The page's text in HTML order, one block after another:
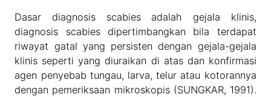
Dasar diagnosis scabies adalah gejala klinis,
diagnosis scabies dipertimbangkan bila terdapat
riwayat gatal yang persisten dengan gejala-gejala
klinis seperti yang diuraikan di atas dan konfirmasi
agen penyebab tungau, larva, telur atau kotorannya
dengan pemeriksaan mikroskopis (SUNGKAR, 1991).